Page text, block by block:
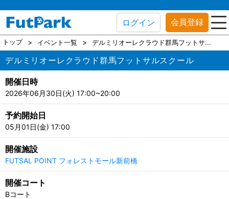
ログイン 会員登録
トップ イベント一覧 デルミリオーレクラウド群馬フットサ...
デルミリオーレクラウド群馬フットサルスクール
開催日時
2026年06月30日(火) 17:00~20:00
予約開始日
05月01日(金) 17:00
開催施設
FUTSAL POINT フォレストモール新前橋
開催コート
Bコート